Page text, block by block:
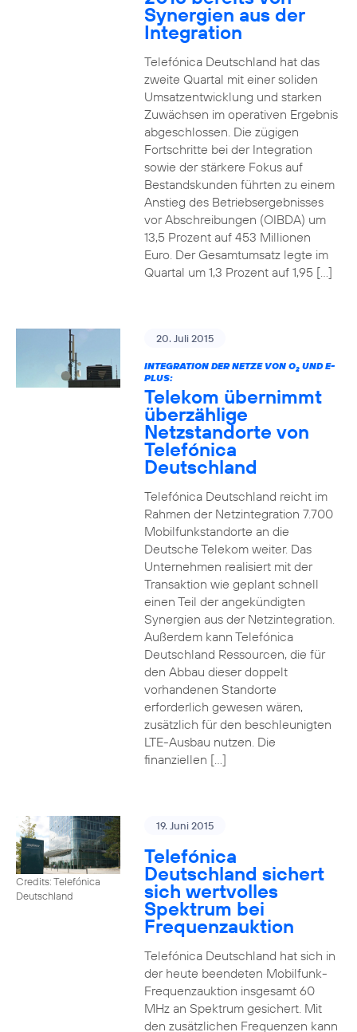
Synergien aus der
Integration
Telefónica Deutschland hat das
zweite Quartal mit einer soliden
Umsatzentwicklung und starken
Zuwächsen im operativen Ergebnis
abgeschlossen. Die zügigen
Fortschritte bei der Integration
sowie der stärkere Fokus auf
Bestandskunden führten zu einem
Anstieg des Betriebsergebnisses
vor Abschreibungen (OIBDA) um
13,5 Prozent auf 453 Millionen
Euro. Der Gesamtumsatz legte im
Quartal um 1,3 Prozent auf 1,95 […]
20. Juli 2015
INTEGRATION DER NETZE VON O2UND E-
PLUS:
Telekom übernimmt
überzählige
Netzstandorte von
Telefónica
Deutschland
Telefónica Deutschland reicht im
Rahmen der Netzintegration 7.700
Mobilfunkstandorte an die
Deutsche Telekom weiter. Das
Unternehmen realisiert mit der
Transaktion wie geplant schnell
einen Teil der angekündigten
Synergien aus der Netzintegration.
Außerdem kann Telefónica
Deutschland Ressourcen, die für
den Abbau dieser doppelt
vorhandenen Standorte
erforderlich gewesen wären,
zusätzlich für den beschleunigten
LTE-Ausbau nutzen. Die
finanziellen […]
Credits: Telefónica
Deutschland
19. Juni 2015
Telefónica
Deutschland sichert
sich wertvolles
Spektrum bei
Frequenzauktion
Telefónica Deutschland hat sich in
der heute beendeten Mobilfunk-
Frequenzauktion insgesamt 60
MHz an Spektrum gesichert. Mit
den zusätzlichen Frequenzen kann